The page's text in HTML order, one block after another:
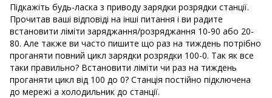
Підкажіть будь-ласка з приводу зарядки розрядки станції.
Прочитав ваші відповіді на інші питання і ви радите
встановити ліміти заряджання/розряджання 10-90 або 20-
80. Але также ви часто пишите що раз на тиждень потрібно
проганяти повний цикл зарядки розрядки 100-0. Так як все
таки правильно? Встановити ліміти чи раз на тиждень
проганяти цикл від 100 до 0? Станція постійно підключена
до мережі а холодильник до станції.